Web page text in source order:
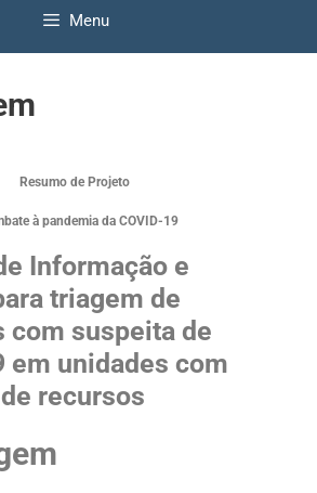
Menu
Resumo de Projeto
à pandemia da COVID-19
Informação e
triagem de
com suspeita de
em unidades com
recursos